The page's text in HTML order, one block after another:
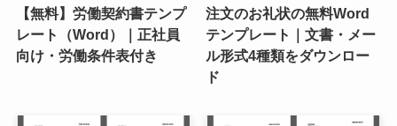
【無料】労働契約書テンプ
レート（Word）｜正社員
向け・労働条件表付き
注文のお礼状の無料Word
テンプレート｜文書・メー
ル形式4種類をダウンロー
ド